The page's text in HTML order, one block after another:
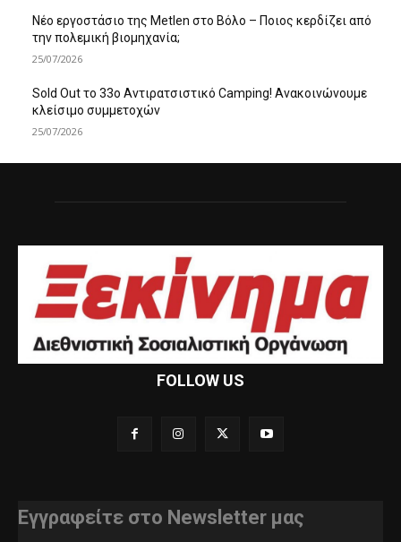
Νέο εργοστάσιο της Metlen στο Βόλο – Ποιος κερδίζει από
την πολεμική βιομηχανία;
25/07/2026
Sold Out το 33ο Αντιρατσιστικό Camping! Ανακοινώνουμε
κλείσιμο συμμετοχών
25/07/2026
FOLLOW US
Εγγραφείτε στο Newsletter μας